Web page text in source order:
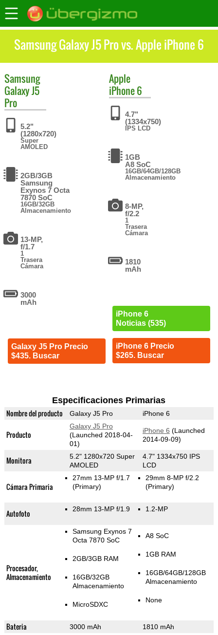
Samsung Galaxy J5 Pro vs. Apple iPhone 6
Samsung
Galaxy J5
Pro
5.2"
(1280x720)
Super
AMOLED
2GB/3GB
Samsung
Exynos 7 Octa
7870 SoC
16GB/32GB
Almacenamiento
13-MP,
f/1.7
1
Trasera
Cámara
3000
mAh
Galaxy J5 Pro Precio
$435. Buscar
Apple
iPhone 6
4.7"
(1334x750)
IPS LCD
1GB
A8 SoC
16GB/64GB/128GB
Almacenamiento
8-MP,
f/2.2
1
Trasera
Cámara
1810
mAh
iPhone 6
Noticias (535)
iPhone 6 Precio
$265. Buscar
Especificaciones Primarias
Nombre del producto Galaxy J5 Pro iPhone 6
Producto
Galaxy J5 Pro
(Launched 2018-04-
01)
iPhone 6 (Launched
2014-09-09)
Monitora
5.2" 1280x720 Super
AMOLED
4.7" 1334x750 IPS
LCD
Cámara Primaria
27mm 13-MP f/1.7
(Primary)
29mm 8-MP f/2.2
(Primary)
Autofoto 28mm 13-MP f/1.9 1.2-MP
Procesador,
Almacenamiento
Samsung Exynos 7
Octa 7870 SoC
2GB/3GB RAM
16GB/32GB
Almacenamiento
MicroSDXC
A8 SoC
1GB RAM
16GB/64GB/128GB
Almacenamiento
None
Bateria 3000 mAh 1810 mAh